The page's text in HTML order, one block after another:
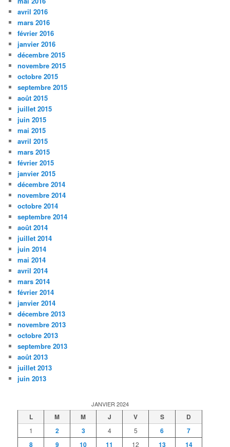
avril 2016
mars 2016
février 2016
janvier 2016
décembre 2015
novembre 2015
octobre 2015
septembre 2015
août 2015
juillet 2015
juin 2015
mai 2015
avril 2015
mars 2015
février 2015
janvier 2015
décembre 2014
novembre 2014
octobre 2014
septembre 2014
août 2014
juillet 2014
juin 2014
mai 2014
avril 2014
mars 2014
février 2014
janvier 2014
décembre 2013
novembre 2013
octobre 2013
septembre 2013
août 2013
juillet 2013
juin 2013
JANVIER 2024
L M M J V S D
1 2 3 4 5 6
7
8
9 10 11 12 13 14